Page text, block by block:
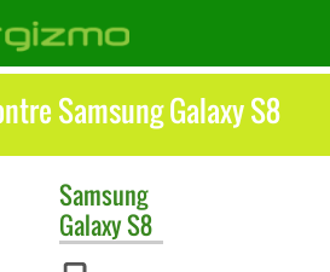
Samsung Galaxy S8
Samsung
Galaxy S8